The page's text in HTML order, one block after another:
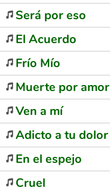
Será por eso
El Acuerdo
Frío Mío
Muerte por amor
Ven a mí
Adicto a tu dolor
En el espejo
Cruel